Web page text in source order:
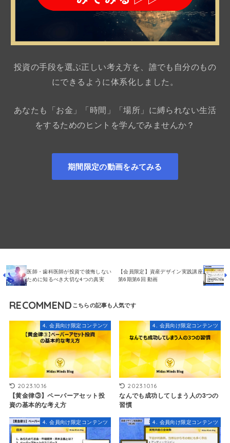
投資の手段を選ぶ正しい考え方を、誰でも自分のもの
にできるように体系化しました。
あなたも「お金」「時間」「場所」に縛られない生活
をするためのヒントを学んでみませんか？
期間限定の動画をみてみる
医師・歯科医師が投資で後悔しない
ために知るべき大切な4つの真実
【会員限定】資産デザイン実践講座
第6期第6回 動画
RECOMMEND
4. 会員向け限定コンテンツ
2023.10.16
【黄金律③】ペーパーアセット投
資の基本的な考え方
4. 会員向け限定コンテンツ
2023.10.16
なんでも成功してしまう人の3つの
習慣
4. 会員向け限定コンテンツ 4. 会員向け限定コンテンツ